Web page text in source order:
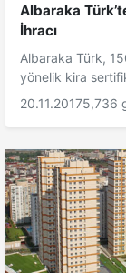
Albaraka
İhracı
Albaraka Türk,
yönelik kira
20.11.20175,736